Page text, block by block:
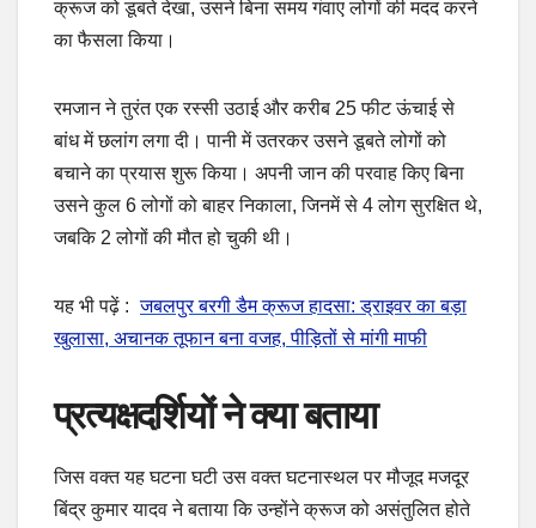
क्रूज को डूबते देखा, उसने बिना समय गंवाए लोगों की मदद करने
का फैसला किया।
रमजान ने तुरंत एक रस्सी उठाई और करीब 25 फीट ऊंचाई से
बांध में छलांग लगा दी। पानी में उतरकर उसने डूबते लोगों को
बचाने का प्रयास शुरू किया। अपनी जान की परवाह किए बिना
उसने कुल 6 लोगों को बाहर निकाला, जिनमें से 4 लोग सुरक्षित थे,
जबकि 2 लोगों की मौत हो चुकी थी।
यह भी पढ़ें : जबलपुर बरगी डैम क्रूज हादसा: ड्राइवर का बड़ा
खुलासा, अचानक तूफान बना वजह, पीड़ितों से मांगी माफी
प्रत्यक्षदर्शियों ने क्या बताया
जिस वक्त यह घटना घटी उस वक्त घटनास्थल पर मौजूद मजदूर
बिंद्र कुमार यादव ने बताया कि उन्होंने क्रूज को असंतुलित होते